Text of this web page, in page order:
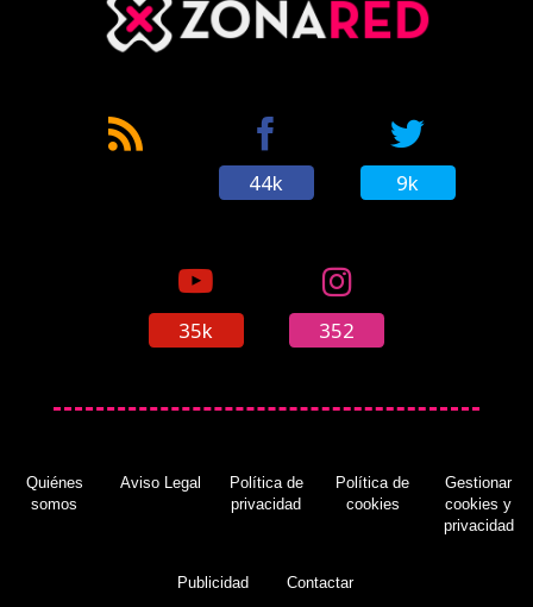
44k 9k
35k 352
Quiénes
somos
Aviso Legal
Política de
privacidad
Política de
cookies
Gestionar
cookies y
privacidad
Publicidad Contactar